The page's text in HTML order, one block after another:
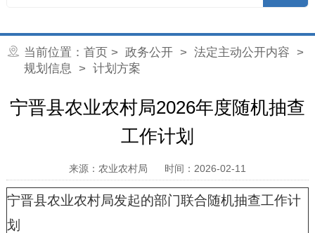
当前位置： 首页 > 政务公开> 法定主动公开内容 >
规划信息 > 计划方案
宁晋县农业农村局2026年度随机抽查
工作计划
来源：农业农村局 时间：2026-02-11
宁晋县农业农村局发起的部门联合随机抽查工作计
划